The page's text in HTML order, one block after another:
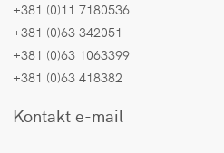
+381 (0)11 7180536
+381 (0)63 342051
+381 (0)63 1063399
+381 (0)63 418382
Kontakt e-mail